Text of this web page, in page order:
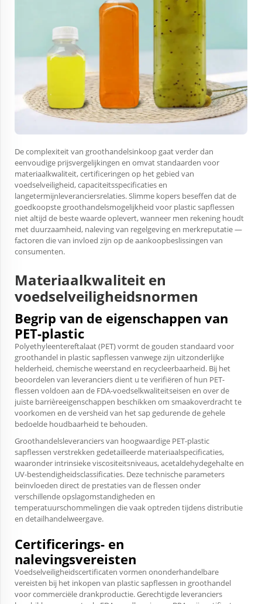
De complexiteit van groothandelsinkoop gaat verder dan
eenvoudige prijsvergelijkingen en omvat standaarden voor
materiaalkwaliteit, certificeringen op het gebied van
voedselveiligheid, capaciteitsspecificaties en
langetermijnleveranciersrelaties. Slimme kopers beseffen dat de
goedkoopste groothandelsmogelijkheid voor plastic sapflessen
niet altijd de beste waarde oplevert, wanneer men rekening houdt
met duurzaamheid, naleving van regelgeving en merkreputatie —
factoren die van invloed zijn op de aankoopbeslissingen van
consumenten.
Materiaalkwaliteit en
voedselveiligheidsnormen
Begrip van de eigenschappen van
PET-plastic
Polyethyleentereftalaat (PET) vormt de gouden standaard voor
groothandel in plastic sapflessen vanwege zijn uitzonderlijke
helderheid, chemische weerstand en recycleerbaarheid. Bij het
beoordelen van leveranciers dient u te verifiëren of hun PET-
flessen voldoen aan de FDA-voedselkwaliteitseisen en over de
juiste barrièreeigenschappen beschikken om smaakoverdracht te
voorkomen en de versheid van het sap gedurende de gehele
bedoelde houdbaarheid te behouden.
Groothandelsleveranciers van hoogwaardige PET-plastic
sapflessen verstrekken gedetailleerde materiaalspecificaties,
waaronder intrinsieke viscositeitsniveaus, acetaldehydegehalte en
UV-bestendigheidsclassificaties. Deze technische parameters
beïnvloeden direct de prestaties van de flessen onder
verschillende opslagomstandigheden en
temperatuurschommelingen die vaak optreden tijdens distributie
en detailhandelweergave.
Certificerings- en
nalevingsvereisten
Voedselveiligheidscertificaten vormen ononderhandelbare
vereisten bij het inkopen van plastic sapflessen in groothandel
voor commerciële drankproductie. Gerechtigde leveranciers